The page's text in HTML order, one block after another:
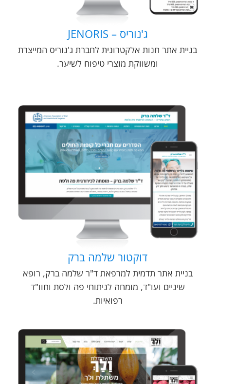
ג'נוריס – JENORIS
בניית אתר חנות אלקטרונית לחברת ג'נוריס המייצרת
ומשווקת מוצרי טיפוח לשיער.
דוקטור שלמה ברק
בניית אתר תדמית למרפאת ד"ר שלמה ברק, רופא
שיניים ועו"ד, מומחה לניתוחי פה ולסת וחוו"ד
רפואיות.